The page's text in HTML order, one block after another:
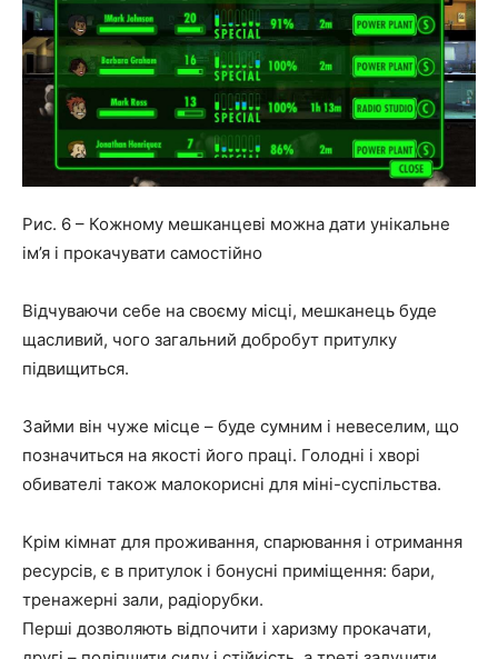
Рис. 6 – Кожному мешканцеві можна дати унікальне
ім’я і прокачувати самостійно
Відчуваючи себе на своєму місці, мешканець буде
щасливий, чого загальний добробут притулку
підвищиться.
Займи він чуже місце – буде сумним і невеселим, що
позначиться на якості його праці. Голодні і хворі
обивателі також малокорисні для міні-суспільства.
Крім кімнат для проживання, спарювання і отримання
ресурсів, є в притулок і бонусні приміщення: бари,
тренажерні зали, радіорубки.
Перші дозволяють відпочити і харизму прокачати,